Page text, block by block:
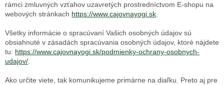
rámci zmluvných vzťahov uzavretých prostredníctvom E-shopu na
webových stránkach https://www.cajovnayogi.sk.
Všetky informácie o spracúvaní Vašich osobných údajov sú
obsiahnuté v zásadách spracúvania osobných údajov, ktoré nájdete
tu: https://www.cajovnayogi.sk/podmienky-ochrany-osobnych-
udajov/.
Ako určite viete, tak komunikujeme primárne na diaľku. Preto aj pre